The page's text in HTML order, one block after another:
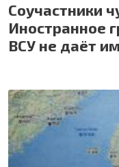
Соучастники
Иностранное
ВСУ не даёт